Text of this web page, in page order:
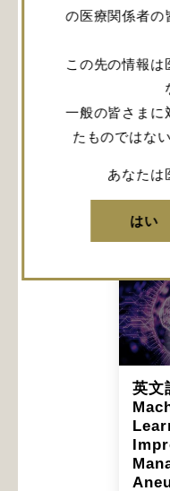
の医療関係者の
この先の情報は
一般の皆さまに
たものではな
あなたは
はい
Modified Fisher
Scale
Insufficient or
Needed?
英文